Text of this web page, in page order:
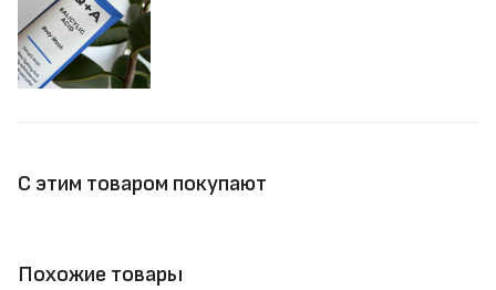
С этим товаром покупают
Похожие товары